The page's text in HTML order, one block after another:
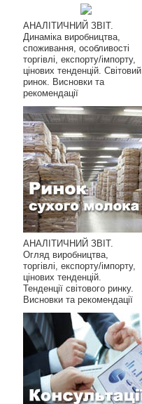
АНАЛІТИЧНИЙ ЗВІТ.
Динаміка виробництва,
споживання, особливості
торгівлі, експорту/імпорту,
цінових тенденцій. Світовий
ринок. Висновки та
рекомендації
АНАЛІТИЧНИЙ ЗВІТ.
Огляд виробництва,
торгівлі, експорту/імпорту,
цінових тенденцій.
Тенденції світового ринку.
Висновки та рекомендації